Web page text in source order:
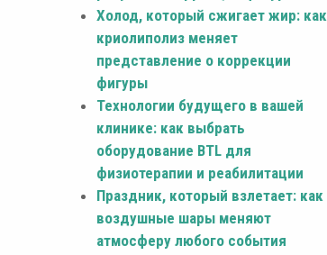
Холод, который сжигает жир: как
криолиполиз меняет
представление о коррекции
фигуры
Технологии будущего в вашей
клинике: как выбрать
оборудование BTL для
физиотерапии и реабилитации
Праздник, который взлетает: как
воздушные шары меняют
атмосферу любого события